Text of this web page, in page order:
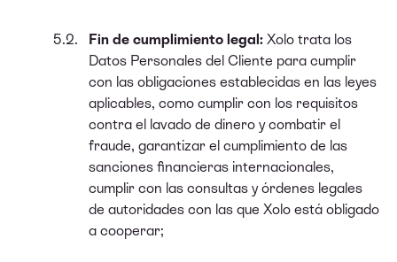
Fin de cumplimiento legal: Xolo trata los
Datos Personales del Cliente para cumplir
con las obligaciones establecidas en las leyes
aplicables, como cumplir con los requisitos
contra el lavado de dinero y combatir el
fraude, garantizar el cumplimiento de las
sanciones financieras internacionales,
cumplir con las consultas y órdenes legales
de autoridades con las que Xolo está obligado
a cooperar;